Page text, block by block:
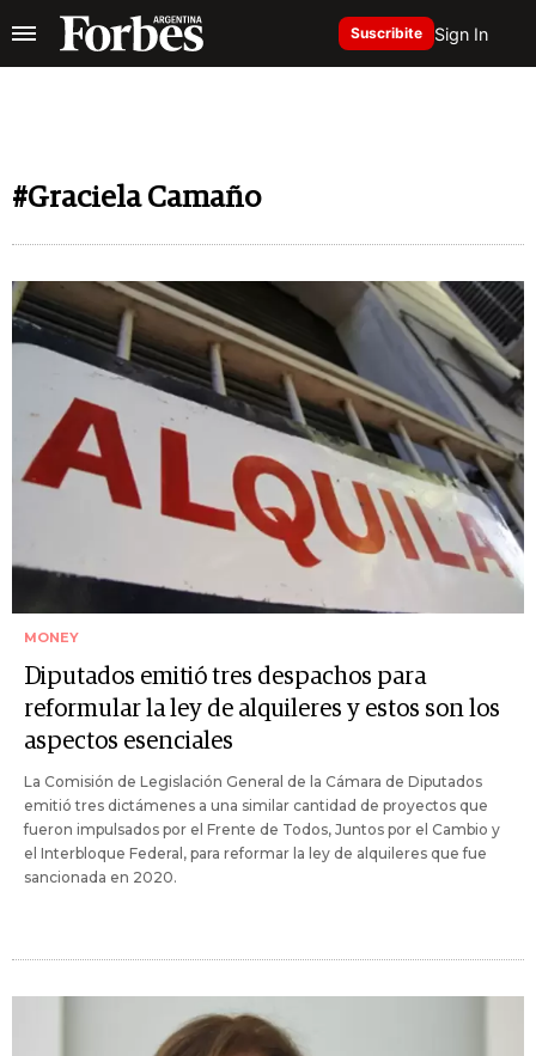
Suscribite Sign In
#Graciela Camaño
MONEY
Diputados emitió tres despachos para
reformular la ley de alquileres y estos son los
aspectos esenciales
La Comisión de Legislación General de la Cámara de Diputados
emitió tres dictámenes a una similar cantidad de proyectos que
fueron impulsados por el Frente de Todos, Juntos por el Cambio y
el Interbloque Federal, para reformar la ley de alquileres que fue
sancionada en 2020.